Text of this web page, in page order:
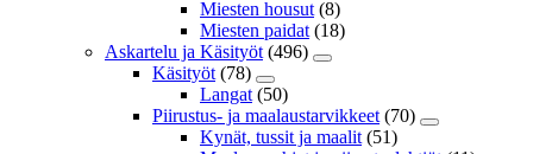
Miesten housut (8)
Miesten paidat (18)
Askartelu ja Käsityöt (496)
Käsityöt (78)
Langat (50)
Piirustus- ja maalaustarvikkeet (70)
Kynät, tussit ja maalit (51)